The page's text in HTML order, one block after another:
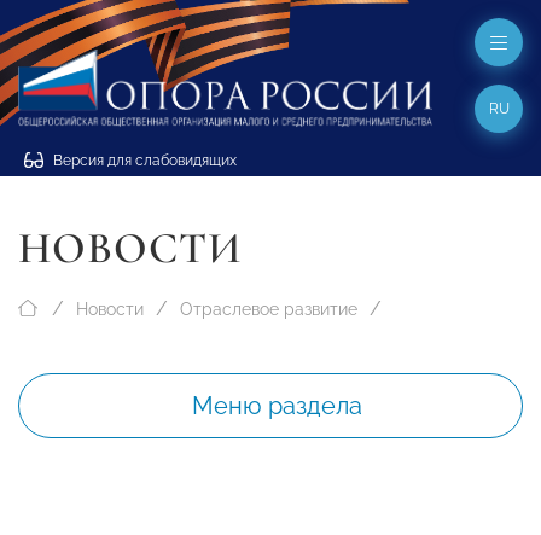
Версия для слабовидящих
RU
НОВОСТИ
Новости Отраслевое развитие
Меню раздела